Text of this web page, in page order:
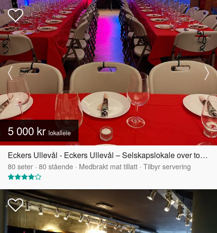
5 000 kr lokalleie
Eckers Ullevål - Eckers Ullevål – Selskapslokale over to etasjer
80seter · 80stående · Medbrakt mat tillatt · Tilbyr servering